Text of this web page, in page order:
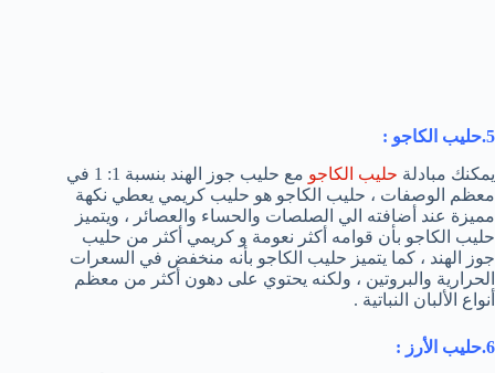
5.حليب الكاجو
:
يمكنك مبادلة حليب الكاجو
مع حليب جوز الهند بنسبة 1: 1 في
معظم الوصفات ، حليب الكاجو هو حليب كريمي يعطي نكهة
مميزة عند أضافته الي الصلصات والحساء والعصائر ، ويتميز
حليب الكاجو بأن قوامه أكثر نعومة و كريمي أكثر من حليب
جوز الهند ، كما يتميز حليب الكاجو بأنه منخفض في السعرات
الحرارية والبروتين ، ولكنه يحتوي على دهون أكثر من معظم
أنواع الألبان النباتية .
6.حليب الأرز
: